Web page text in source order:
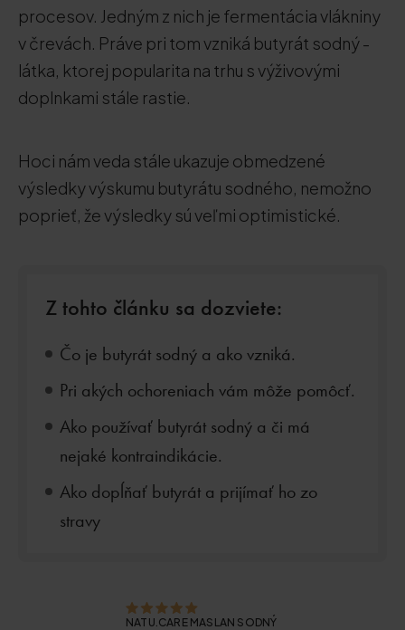
procesov. Jedným z nich je fermentácia vlákniny
v črevách. Práve pri tom vzniká butyrát sodný -
látka, ktorej popularita na trhu s výživovými
doplnkami stále rastie.
Hoci nám veda stále ukazuje obmedzené
výsledky výskumu butyrátu sodného, nemožno
poprieť, že výsledky sú veľmi optimistické.
Z tohto článku sa dozviete:
Čo je butyrát sodný a ako vzniká.
Pri akých ochoreniach vám môže pomôcť.
Ako používať butyrát sodný a či má
nejaké kontraindikácie.
Ako dopĺňať butyrát a prijímať ho zo
stravy
NATU.CARE MASLAN SODNÝ